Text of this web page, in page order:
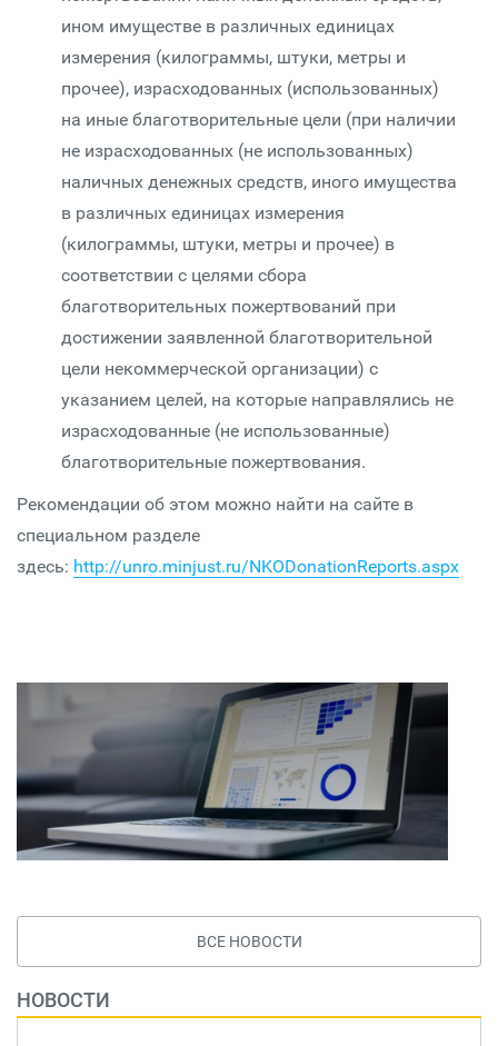
ином имуществе в различных единицах
измерения (килограммы, штуки, метры и
прочее), израсходованных (использованных)
на иные благотворительные цели (при наличии
не израсходованных (не использованных)
наличных денежных средств, иного имущества
в различных единицах измерения
(килограммы, штуки, метры и прочее) в
соответствии с целями сбора
благотворительных пожертвований при
достижении заявленной благотворительной
цели некоммерческой организации) с
указанием целей, на которые направлялись не
израсходованные (не использованные)
благотворительные пожертвования.
Рекомендации об этом можно найти на сайте в
специальном разделе
здесь: http://unro.minjust.ru/NKODonationReports.aspx
ВСЕ НОВОСТИ
НОВОСТИ